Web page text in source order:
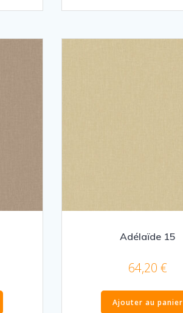
Adélaïde 15
64,20€
Ajouter au panier